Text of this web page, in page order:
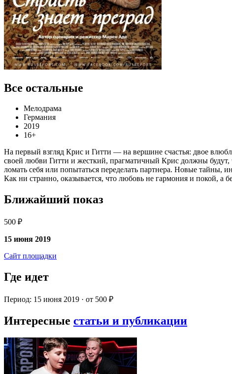
Все остальные
Мелодрама
Германия
2019
16+
На первый взгляд Крис и Гитти — на вершине счастья: двое
своей любви Гитти и жесткий, прагматичный Крис должны будут,
ломать себя или попытаться переделать партнера. Новые
Как ни странно, оказывается, что любовь не гармония и покой, а
Ближайший показ
500 ₽
15 июня 2019
Сайт площадки
Где идет
Период: 15 июня 2019 · от 500 ₽
Интересные статьи и публикации